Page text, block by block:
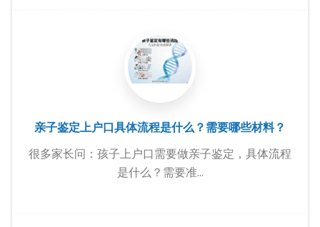
亲子鉴定上户口具体流程是什么？需要哪些材料？
很多家长问：孩子上户口需要做亲子鉴定，具体流程
是什么？需要准...